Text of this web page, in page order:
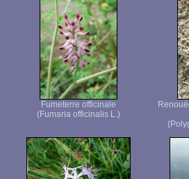
Fumeterre officinale
(Fumaria officinalis L.)